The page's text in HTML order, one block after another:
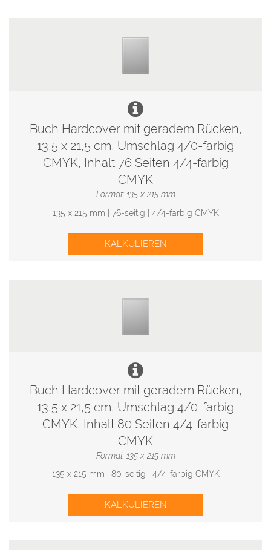
Buch Hardcover mit geradem Rücken,
13,5 x 21,5 cm, Umschlag 4/0-farbig
CMYK, Inhalt 76 Seiten 4/4-farbig
CMYK
Format: 135 x 215 mm
135 x 215 mm | 76-seitig | 4/4-farbig CMYK
KALKULIEREN
Buch Hardcover mit geradem Rücken,
13,5 x 21,5 cm, Umschlag 4/0-farbig
CMYK, Inhalt 80 Seiten 4/4-farbig
CMYK
Format: 135 x 215 mm
135 x 215 mm | 80-seitig | 4/4-farbig CMYK
KALKULIEREN